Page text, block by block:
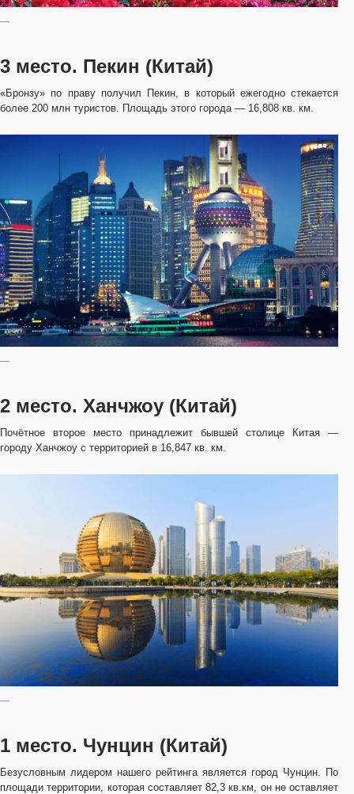
—
3 место. Пекин (Китай)
«Бронзу» по праву получил Пекин, в который ежегодно стекается
более 200 млн туристов. Площадь этого города — 16,808 кв. км.
—
2 место. Ханчжоу (Китай)
Почётное второе место принадлежит бывшей столице Китая —
городу Ханчжоу с территорией в 16,847 кв. км.
—
1 место. Чунцин (Китай)
Безусловным лидером нашего рейтинга является город Чунцин. По
площади территории, которая составляет 82,3 кв.км, он не оставляет